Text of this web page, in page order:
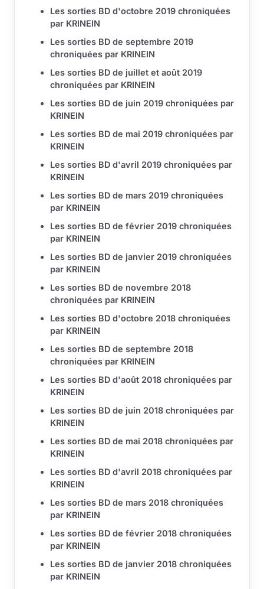
Les sorties BD d'octobre 2019 chroniquées
par KRINEIN
Les sorties BD de septembre 2019
chroniquées par KRINEIN
Les sorties BD de juillet et août 2019
chroniquées par KRINEIN
Les sorties BD de juin 2019 chroniquées par
KRINEIN
Les sorties BD de mai 2019 chroniquées par
KRINEIN
Les sorties BD d'avril 2019 chroniquées par
KRINEIN
Les sorties BD de mars 2019 chroniquées
par KRINEIN
Les sorties BD de février 2019 chroniquées
par KRINEIN
Les sorties BD de janvier 2019 chroniquées
par KRINEIN
Les sorties BD de novembre 2018
chroniquées par KRINEIN
Les sorties BD d'octobre 2018 chroniquées
par KRINEIN
Les sorties BD de septembre 2018
chroniquées par KRINEIN
Les sorties BD d'août 2018 chroniquées par
KRINEIN
Les sorties BD de juin 2018 chroniquées par
KRINEIN
Les sorties BD de mai 2018 chroniquées par
KRINEIN
Les sorties BD d'avril 2018 chroniquées par
KRINEIN
Les sorties BD de mars 2018 chroniquées
par KRINEIN
Les sorties BD de février 2018 chroniquées
par KRINEIN
Les sorties BD de janvier 2018 chroniquées
par KRINEIN